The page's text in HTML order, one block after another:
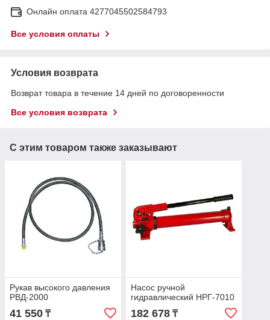
Онлайн оплата 4277045502584793
Все условия оплаты
Условия возврата
Возврат товара в течение 14 дней по договоренности
Все условия возврата
С этим товаром также заказывают
Рукав высокого давления
РВД-2000
41 550 ₸
Насос ручной
гидравлический НРГ-7010
182 678₸